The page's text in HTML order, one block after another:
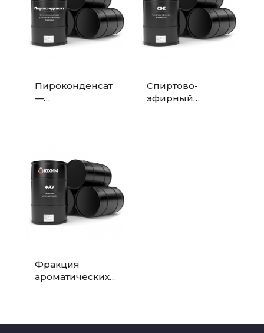
Пироконденсат
—
бензинов
Спиртово-
эфирный
Фракция
ароматических
й компонент и